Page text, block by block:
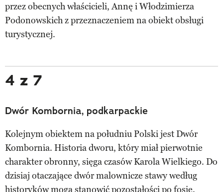
przez obecnych właścicieli, Annę i Włodzimierza
Podonowskich z przeznaczeniem na obiekt obsługi
turystycznej.
4 z 7
Dwór Kombornia, podkarpackie
Kolejnym obiektem na południu Polski jest Dwór
Kombornia. Historia dworu, który miał pierwotnie
charakter obronny, sięga czasów Karola Wielkiego. Do
dzisiaj otaczające dwór malownicze stawy według
historyków mogą stanowić pozostałości po fosie.